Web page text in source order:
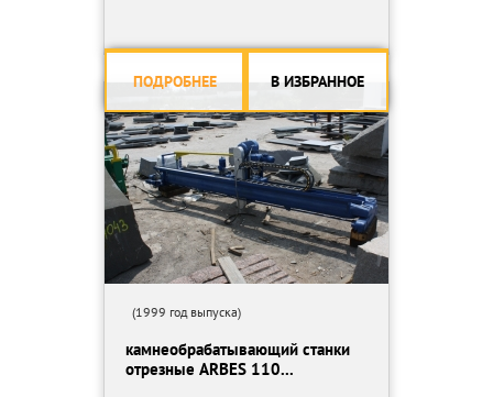
ПОДРОБНЕЕ В ИЗБРАННОЕ
(1999 год выпуска)
камнеобрабатывающий станки
отрезные ARBES 110...